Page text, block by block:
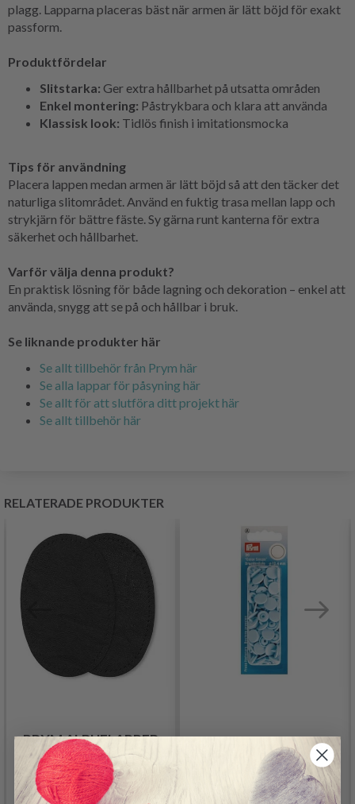
plagg. Lapparna placeras bäst när armen är lätt böjd för exakt
passform.
Produktfördelar
Slitstarka: Ger extra hållbarhet på utsatta områden
Enkel montering: Påstrykbara och klara att använda
Klassisk look: Tidlös finish i imitationsmocka
Tips för användning
Placera lappen medan armen är lätt böjd så att den täcker det
naturliga slitområdet. Använd en fuktig trasa mellan lapp och
strykjärn för bättre fäste. Sy gärna runt kanterna för extra
säkerhet och hållbarhet.
Varför välja denna produkt?
En praktisk lösning för både lagning och dekoration – enkel att
använda, snygg att se på och hållbar i bruk.
Se liknande produkter här
Se allt tillbehör från Prym här
Se alla lappar för påsyning här
Se allt för att slutföra ditt projekt här
Se allt tillbehör här
RELATERADE PRODUKTER
PRYM ALBUELAPPER
IMITATED NAPPA
LEATHER 9X13.5 CM
PRYM TRYCKKNAPPAR
I PLAST, 30 ST
25.50 SEK